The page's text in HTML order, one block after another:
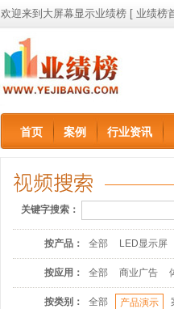
欢迎来到大屏幕显示业绩榜 [ 业绩榜
首页 案例 行业资讯
关键字搜索：
按产品： 全部 LED显示屏
按应用： 全部 商业广告
按类别： 全部 产品演示